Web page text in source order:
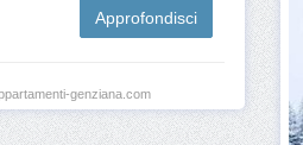
Approfondisci
genziana.com